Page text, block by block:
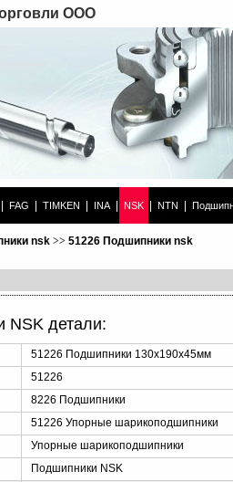
ООО
FAG TIMKEN INA NSK NTN
nsk >> 51226 Подшипники nsk
NSK детали:
51226 Подшипники 130x190x45мм
51226
8226 Подшипники
51226 Упорные шарикоподшипники
Упорные шарикоподшипники
Подшипники NSK